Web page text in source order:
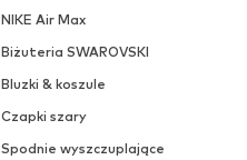
NIKE Air Max
Biżuteria SWAROVSKI
Bluzki & koszule
Czapki szary
Spodnie wyszczuplające